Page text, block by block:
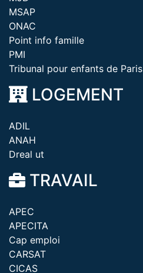
MSAP
ONAC
Point info famille
PMI
Tribunal pour enfants de Paris
LOGEMENT
ADIL
ANAH
Dreal ut
TRAVAIL
APEC
APECITA
Cap emploi
CARSAT
CICAS